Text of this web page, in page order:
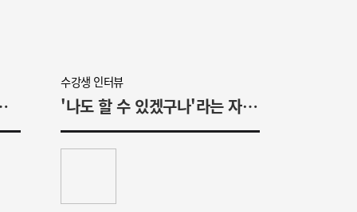
도했습니다
수강생 인터뷰
'나도 할 수 있겠구나'라는 자신감이 생겼어요